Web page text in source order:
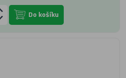
Do košíku